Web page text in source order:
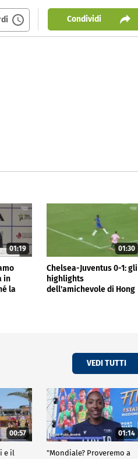
Condividi
01:19
in
la
01:30
Chelsea-Juventus 0-1: gli
highlights
dell'amichevole di Hong
VEDI TUTTI
00:57
e il
01:14
"Mondiale? Proveremo a